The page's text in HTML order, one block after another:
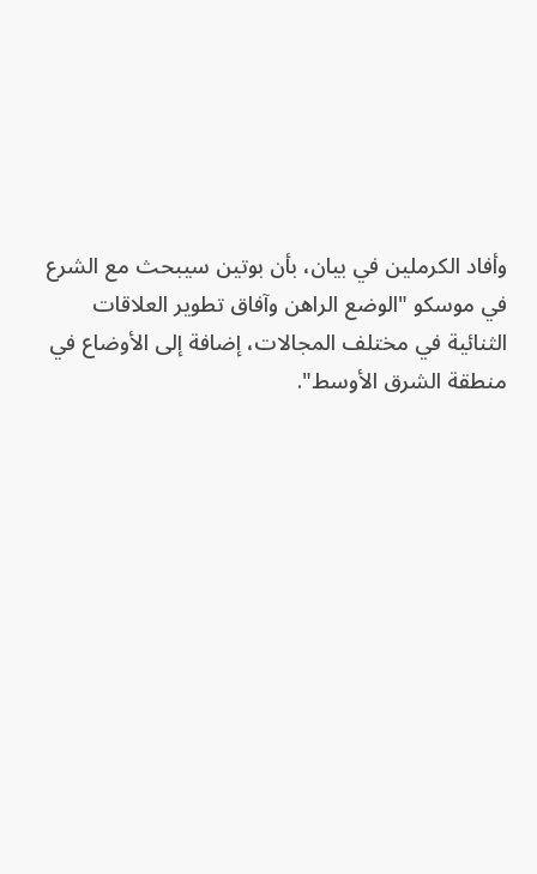
وأفاد الكرملين في بيان، بأن بوتين سيبحث مع الشرع
في موسكو "الوضع الراهن وآفاق تطوير العلاقات
الثنائية في مختلف المجالات، إضافة إلى الأوضاع في
منطقة الشرق الأوسط".